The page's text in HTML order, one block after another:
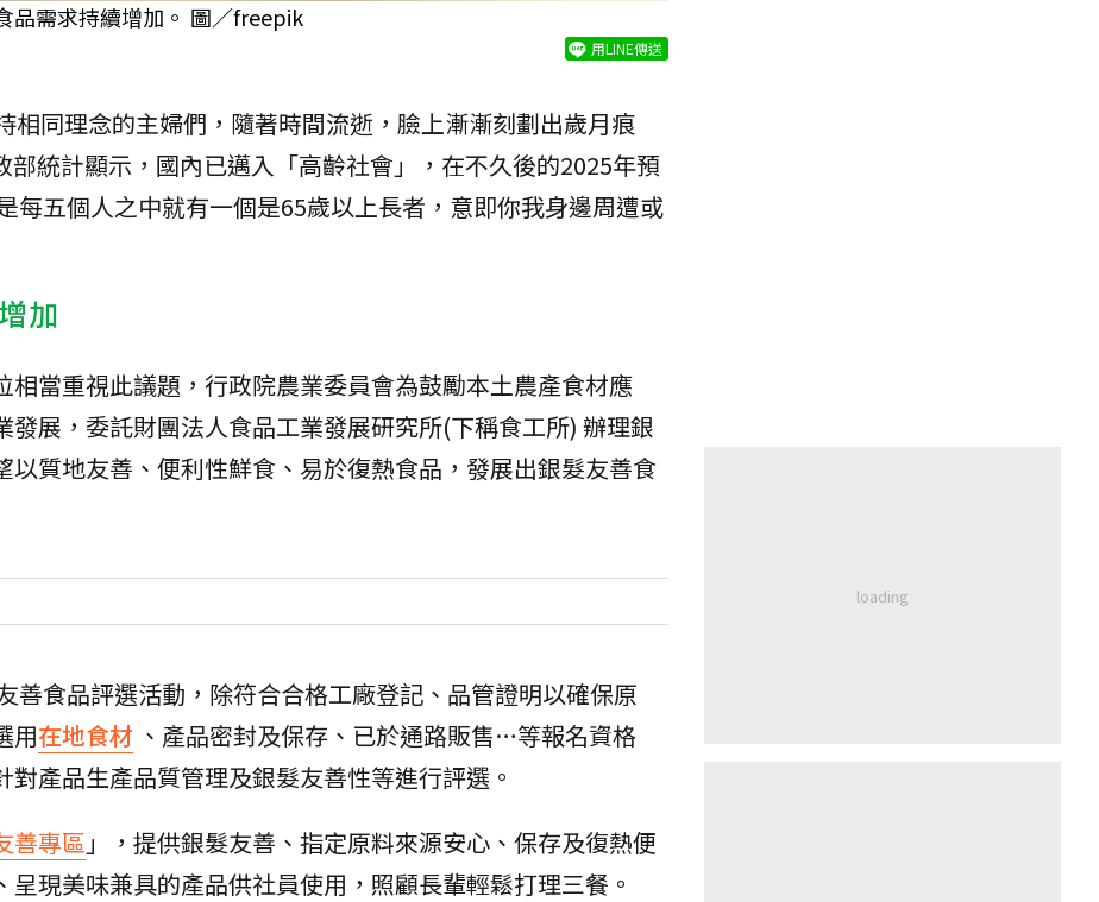
品需求持續增加。 圖／freepik
用LINE傳送
相同理念的主婦們，隨著時間流逝，臉上漸漸刻劃出歲月痕
統計顯示，國內已邁入「高齡社會」，在不久後的2025年預
每五個人之中就有一個是65歲以上長者，意即你我身邊周遭或
加
相當重視此議題，行政院農業委員會為鼓勵本土農產食材應
展，委託財團法人食品工業發展研究所(下稱食工所) 辦理銀
以質地友善、便利性鮮食、易於復熱食品，發展出銀髮友善食
善食品評選活動，除符合合格工廠登記、品管證明以確保原
用在地食材 、產品密封及保存、已於通路販售…等報名資格
產品生產品質管理及銀髮友善性等進行評選。
善專區 」，提供銀髮友善、指定原料來源安心、保存及復熱便
現美味兼具的產品供社員使用，照顧長輩輕鬆打理三餐。